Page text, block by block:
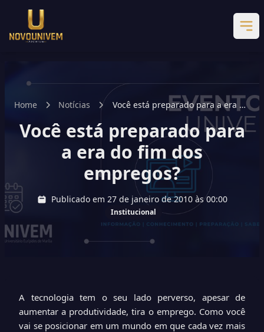
Home Notícias
Você está preparado para a era do
fim dos empregos?
Você está preparado para
a era do fim dos
empregos?
Publicado em 27 de janeiro de 2010 às 00:00
Institucional
A tecnologia tem o seu lado perverso, apesar de
aumentar a produtividade, tira o emprego. Como você
vai se posicionar em um mundo em que cada vez mais